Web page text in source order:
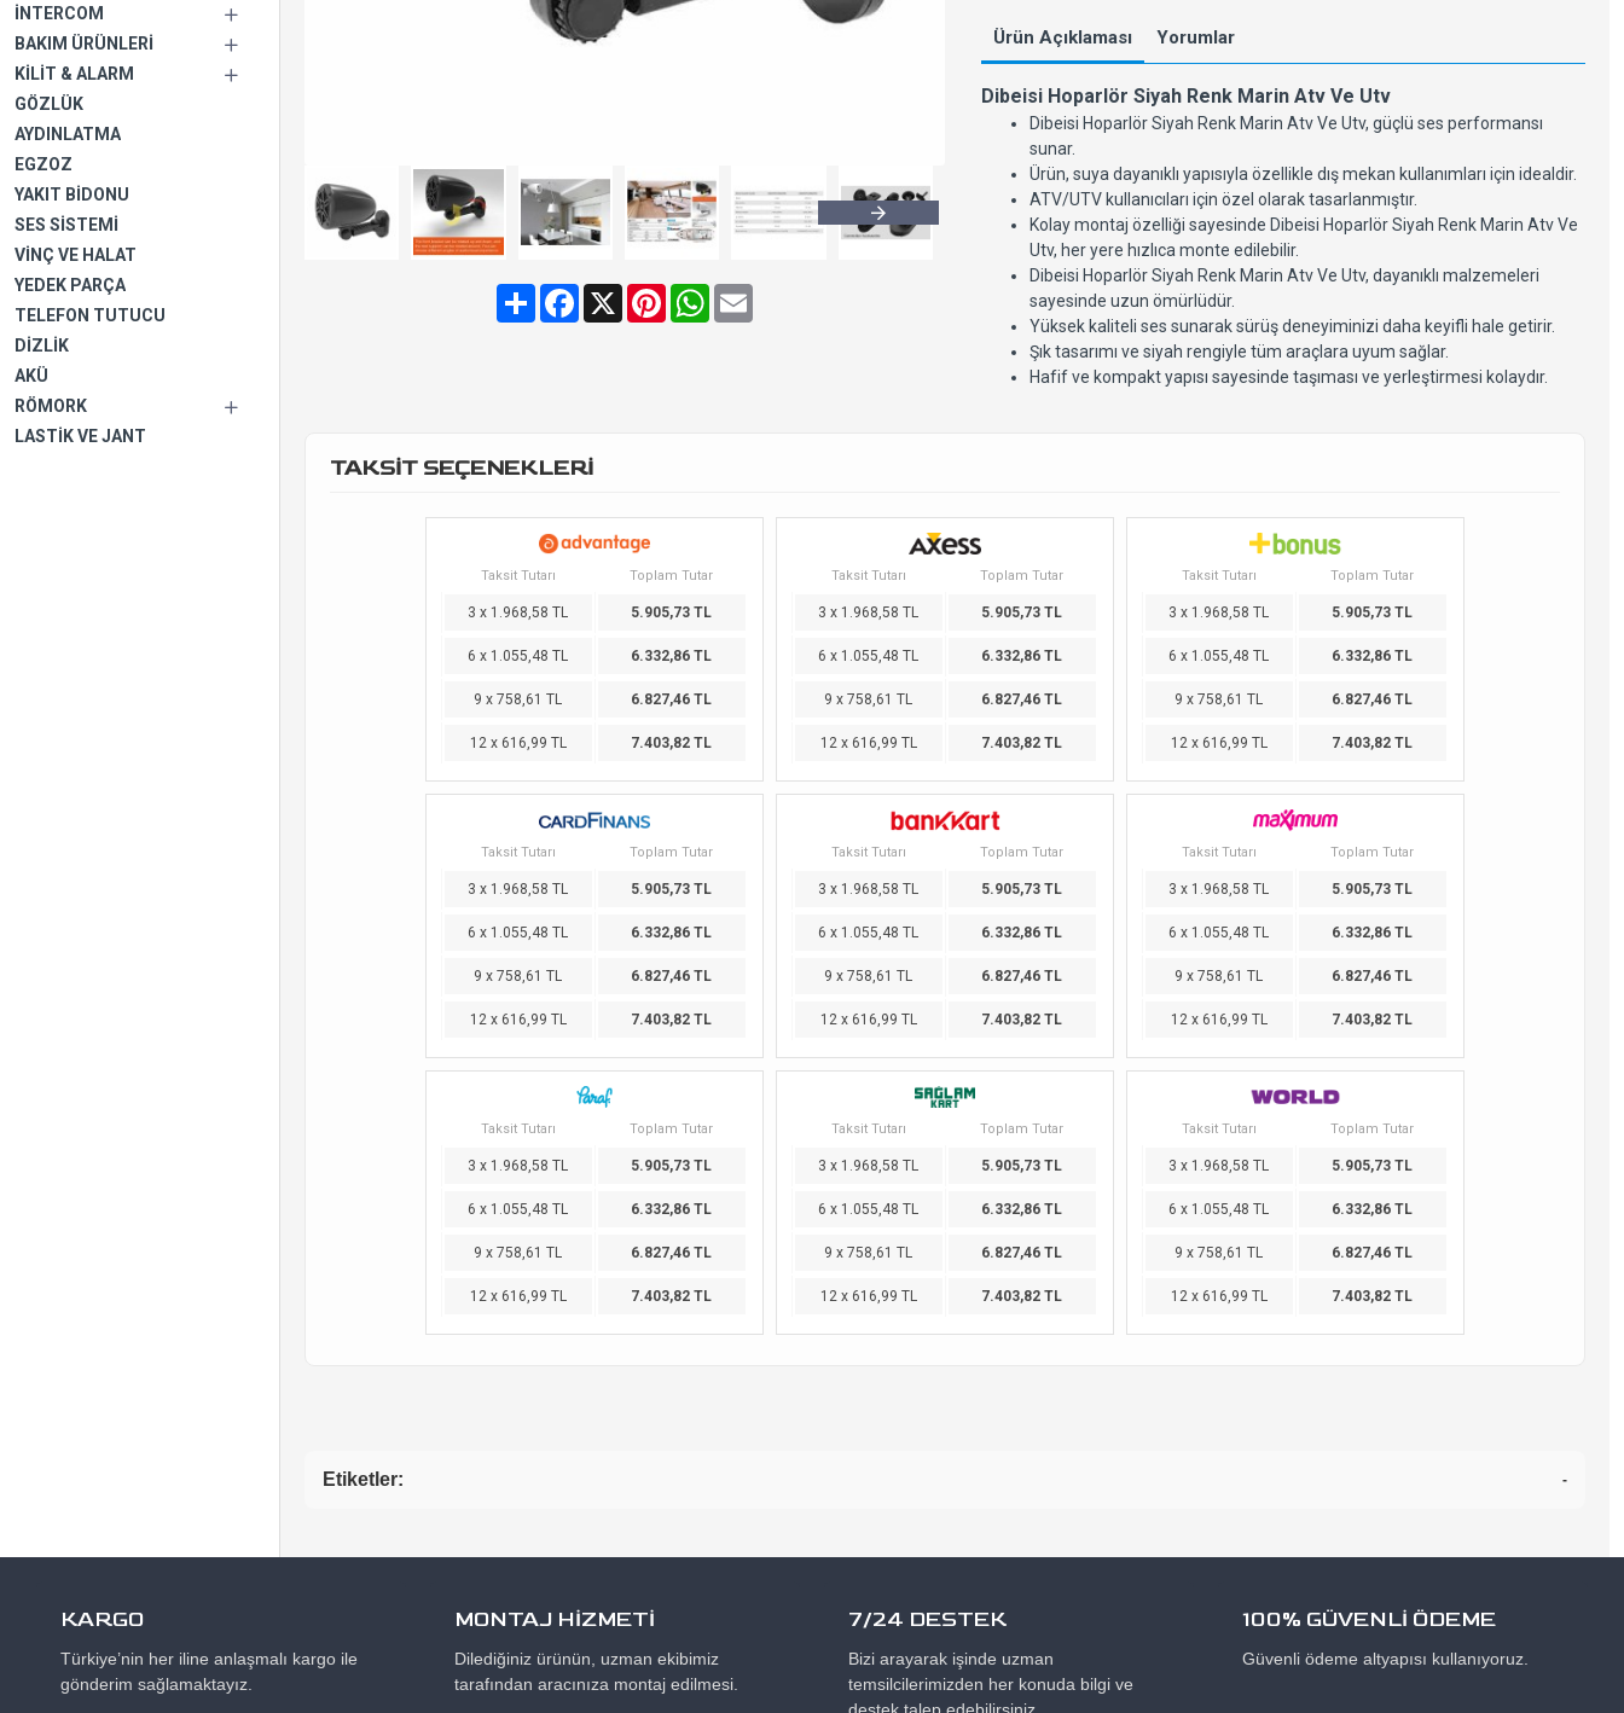
İNTERCOM
BAKIM ÜRÜNLERI
KILIT & ALARM
GÖZLÜK
AYDINLATMA
EGZOZ
YAKIT BIDONU
SES SISTEMI
VINÇ VE HALAT
YEDEK PARÇA
TELEFON TUTUCU
DIZLIK
AKÜ
RÖMORK
LASTIK VE JANT
ShareFacebook
X PinterestWhatsApp
Email
Ürün Açıklaması Yorumlar
Dibeisi Hoparlör Siyah Renk Marin Atv Ve Utv
Dibeisi Hoparlör Siyah Renk Marin Atv Ve Utv, güçlü ses performansı
sunar.
Ürün, suya dayanıklı yapısıyla özellikle dış mekan kullanımları için idealdir.
ATV/UTV kullanıcıları için özel olarak tasarlanmıştır.
Kolay montaj özelliği sayesinde Dibeisi Hoparlör Siyah Renk Marin Atv Ve
Utv, her yere hızlıca monte edilebilir.
Dibeisi Hoparlör Siyah Renk Marin Atv Ve Utv, dayanıklı malzemeleri
sayesinde uzun ömürlüdür.
Yüksek kaliteli ses sunarak sürüş deneyiminizi daha keyifli hale getirir.
Şık tasarımı ve siyah rengiyle tüm araçlara uyum sağlar.
Hafif ve kompakt yapısı sayesinde taşıması ve yerleştirmesi kolaydır.
TAKSİT SEÇENEKLERİ
Taksit Tutarı Toplam Tutar
3 x 1.968,58 TL 5.905,73 TL
6 x 1.055,48 TL 6.332,86 TL
9 x 758,61 TL 6.827,46 TL
12 x 616,99 TL 7.403,82 TL
Taksit Tutarı Toplam Tutar
3 x 1.968,58 TL 5.905,73 TL
6 x 1.055,48 TL 6.332,86 TL
9 x 758,61 TL 6.827,46 TL
12 x 616,99 TL 7.403,82 TL
Taksit Tutarı Toplam Tutar
3 x 1.968,58 TL 5.905,73 TL
6 x 1.055,48 TL 6.332,86 TL
9 x 758,61 TL 6.827,46 TL
12 x 616,99 TL 7.403,82 TL
Taksit Tutarı Toplam Tutar
3 x 1.968,58 TL 5.905,73 TL
6 x 1.055,48 TL 6.332,86 TL
9 x 758,61 TL 6.827,46 TL
12 x 616,99 TL 7.403,82 TL
Taksit Tutarı Toplam Tutar
3 x 1.968,58 TL 5.905,73 TL
6 x 1.055,48 TL 6.332,86 TL
9 x 758,61 TL 6.827,46 TL
12 x 616,99 TL 7.403,82 TL
Taksit Tutarı Toplam Tutar
3 x 1.968,58 TL 5.905,73 TL
6 x 1.055,48 TL 6.332,86 TL
9 x 758,61 TL 6.827,46 TL
12 x 616,99 TL 7.403,82 TL
Taksit Tutarı Toplam Tutar
3 x 1.968,58 TL 5.905,73 TL
6 x 1.055,48 TL 6.332,86 TL
9 x 758,61 TL 6.827,46 TL
12 x 616,99 TL 7.403,82 TL
Taksit Tutarı Toplam Tutar
3 x 1.968,58 TL 5.905,73 TL
6 x 1.055,48 TL 6.332,86 TL
9 x 758,61 TL 6.827,46 TL
12 x 616,99 TL 7.403,82 TL
Taksit Tutarı Toplam Tutar
3 x 1.968,58 TL 5.905,73 TL
6 x 1.055,48 TL 6.332,86 TL
9 x 758,61 TL 6.827,46 TL
12 x 616,99 TL 7.403,82 TL
Etiketler: -
KARGO
Türkiye’nin her iline anlaşmalı kargo ile
gönderim sağlamaktayız.
MONTAJ HİZMETİ
Dilediğiniz ürünün, uzman ekibimiz
tarafından aracınıza montaj edilmesi.
7/24 DESTEK
Bizi arayarak işinde uzman
temsilcilerimizden her konuda bilgi ve
100% GÜVENLİ ÖDEME
Güvenli ödeme altyapısı kullanıyoruz.